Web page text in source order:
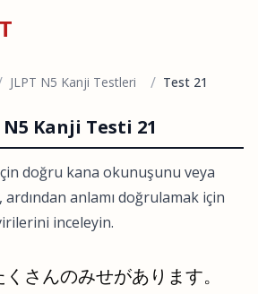
JLPT N5 Kanji Testleri / Test 21
N5 Kanji Testi 21
doğru kana okunuşunu veya
ardından anlamı doğrulamak için
inceleyin.
くさんのみせがあります。